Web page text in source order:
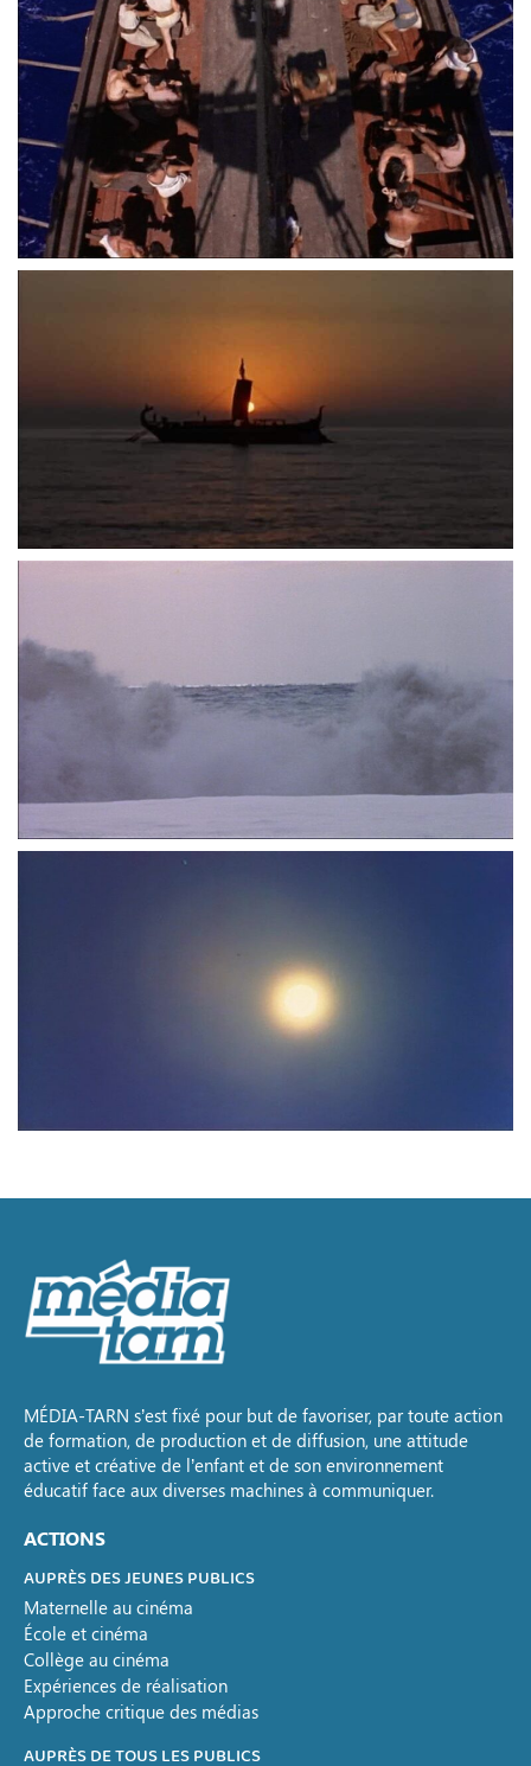
MÉDIA-TARN s’est fixé pour but de favoriser, par toute action
de formation, de production et de diffusion, une attitude
active et créative de l’enfant et de son environnement
éducatif face aux diverses machines à communiquer.
ACTIONS
AUPRÈS DES JEUNES PUBLICS
Maternelle au cinéma
École et cinéma
Collège au cinéma
Expériences de réalisation
Approche critique des médias
AUPRÈS DE TOUS LES PUBLICS